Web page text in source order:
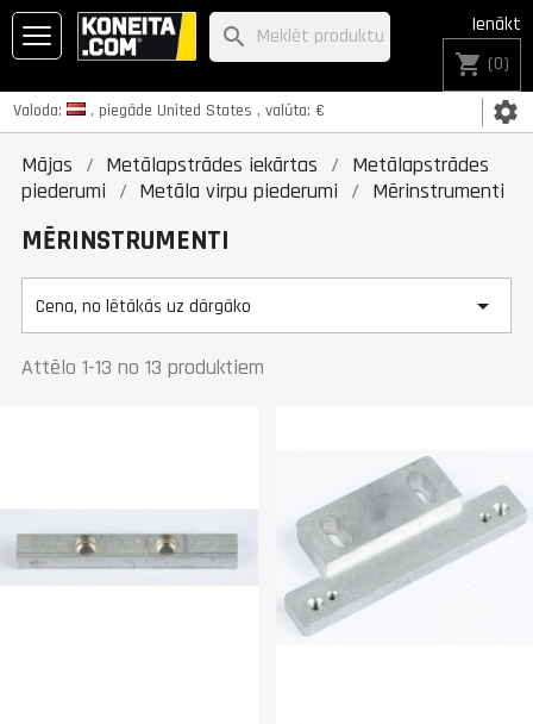
Valoda: , piegāde United States , valūta: € settings
Ienākt
shopping_cart (0)
search
Mājas Metālapstrādes iekārtas
Metālapstrādes
piederumi
Metāla virpu piederumi Mērinstrumenti
MĒRINSTRUMENTI
Cena, no lētākās uz dārgāko 
Attēlo 1-13 no 13 produktiem